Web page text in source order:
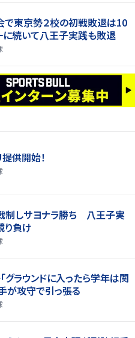
で東京勢２校の初戦敗退は10
続いて八王子実践も敗退
供開始！
制しサヨナラ勝ち 八王子実
り負け
グラウンドに入ったら学年は関
が攻守で引っ張る